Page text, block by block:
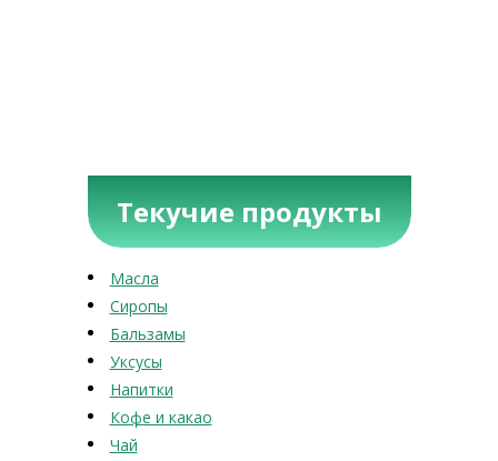
Текучие продукты
Масла
Сиропы
Бальзамы
Уксусы
Напитки
Кофе и какао
Чай